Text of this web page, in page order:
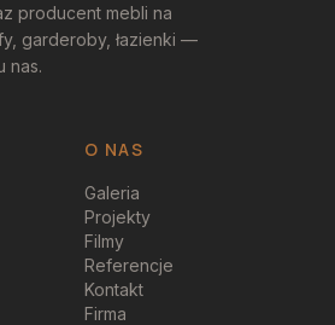
producent mebli na
garderoby, łazienki —
nas.
O NAS
Galeria
Projekty
Filmy
Referencje
Kontakt
Firma